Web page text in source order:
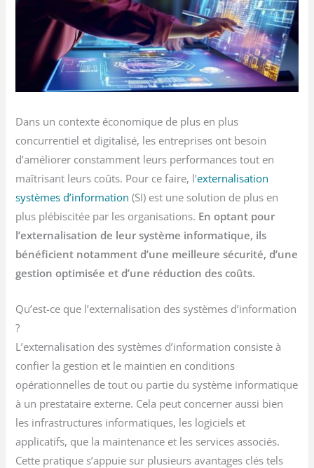
Dans un contexte économique de plus en plus
concurrentiel et digitalisé, les entreprises ont besoin
d’améliorer constamment leurs performances tout en
maîtrisant leurs coûts. Pour ce faire, l’externalisation
systèmes d’information (SI) est une solution de plus en
plus plébiscitée par les organisations. En optant pour
l’externalisation de leur système informatique, ils
bénéficient notamment d’une meilleure sécurité, d’une
gestion optimisée et d’une réduction des coûts.
Qu’est-ce que l’externalisation des systèmes d’information
?
L’externalisation des systèmes d’information consiste à
confier la gestion et le maintien en conditions
opérationnelles de tout ou partie du système informatique
à un prestataire externe. Cela peut concerner aussi bien
les infrastructures informatiques, les logiciels et
applicatifs, que la maintenance et les services associés.
Cette pratique s’appuie sur plusieurs avantages clés tels